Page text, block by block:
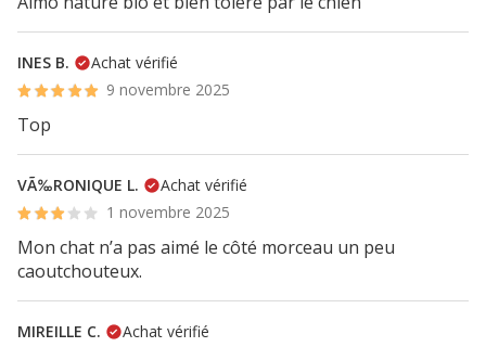
INES B.
Achat vérifié
9 novembre 2025
Top
VÃ‰RONIQUE L.
Achat vérifié
1 novembre 2025
Mon chat n’a pas aimé le côté morceau un peu
caoutchouteux.
MIREILLE C.
Achat vérifié